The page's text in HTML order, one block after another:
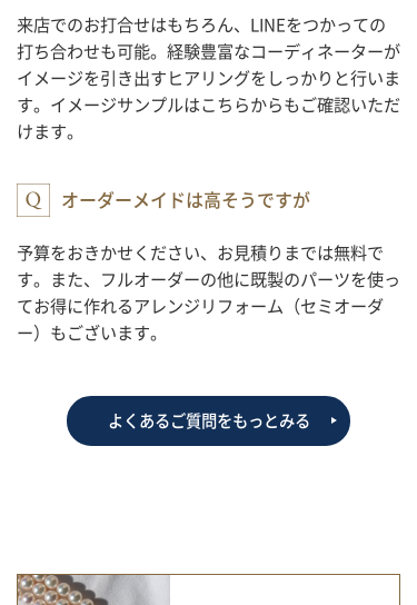
来店でのお打合せはもちろん、LINEをつかっての
打ち合わせも可能。経験豊富なコーディネーターが
イメージを引き出すヒアリングをしっかりと行いま
す。イメージサンプルはこちらからもご確認いただ
けます。
オーダーメイドは高そうですが
予算をおきかせください、お見積りまでは無料で
す。また、フルオーダーの他に既製のパーツを使っ
てお得に作れるアレンジリフォーム（セミオーダ
ー）もございます。
よくあるご質問をもっとみる